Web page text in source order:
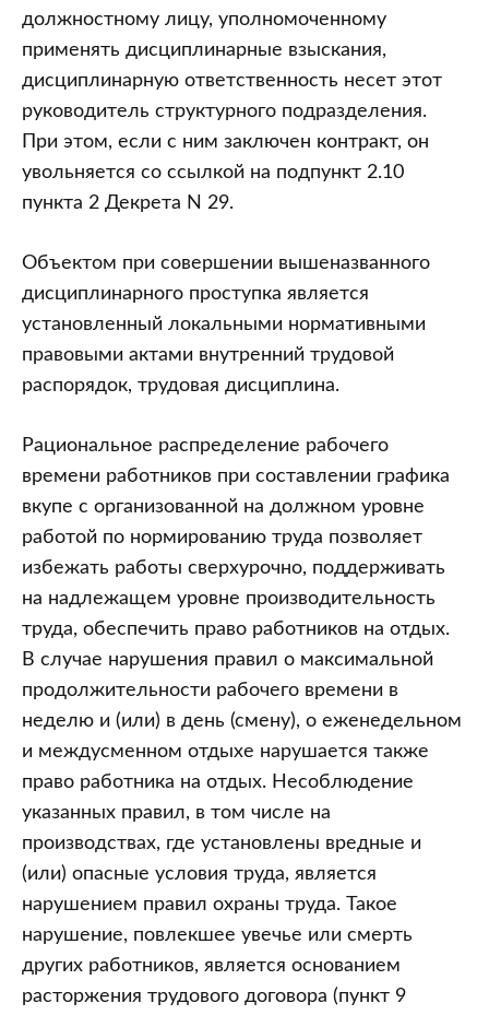
должностному лицу, уполномоченному
применять дисциплинарные взыскания,
дисциплинарную ответственность несет этот
руководитель структурного подразделения.
При этом, если с ним заключен контракт, он
увольняется со ссылкой на подпункт 2.10
пункта 2 Декрета N 29.
Объектом при совершении вышеназванного
дисциплинарного проступка является
установленный локальными нормативными
правовыми актами внутренний трудовой
распорядок, трудовая дисциплина.
Рациональное распределение рабочего
времени работников при составлении графика
вкупе с организованной на должном уровне
работой по нормированию труда позволяет
избежать работы сверхурочно, поддерживать
на надлежащем уровне производительность
труда, обеспечить право работников на отдых.
В случае нарушения правил о максимальной
продолжительности рабочего времени в
неделю и (или) в день (смену), о еженедельном
и междусменном отдыхе нарушается также
право работника на отдых. Несоблюдение
указанных правил, в том числе на
производствах, где установлены вредные и
(или) опасные условия труда, является
нарушением правил охраны труда. Такое
нарушение, повлекшее увечье или смерть
других работников, является основанием
расторжения трудового договора (пункт 9